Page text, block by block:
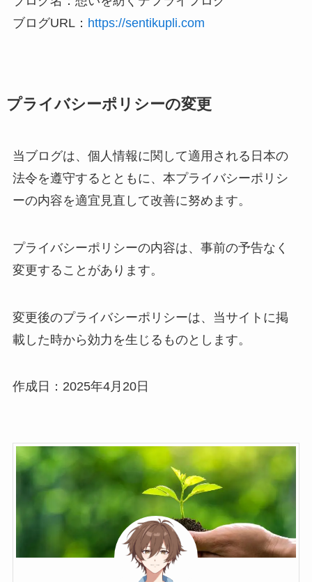
ブログURL： https://sentikupli.com
プライバシーポリシーの変更
当ブログは、個人情報に関して適用される日本の
法令を遵守するとともに、本プライバシーポリシ
ーの内容を適宜見直して改善に努めます。
プライバシーポリシーの内容は、事前の予告なく
変更することがあります。
変更後のプライバシーポリシーは、当サイトに掲
載した時から効力を生じるものとします。
作成日：2025年4月20日